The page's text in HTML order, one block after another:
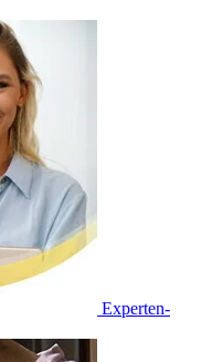
Experten-